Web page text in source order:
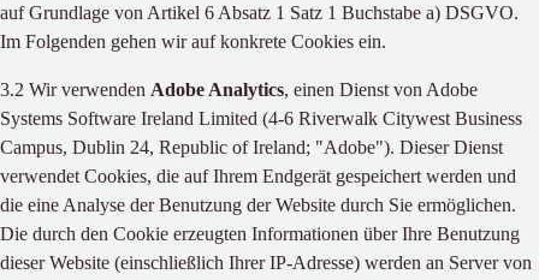
auf Grundlage von Artikel 6 Absatz 1 Satz 1 Buchstabe a) DSGVO.
Im Folgenden gehen wir auf konkrete Cookies ein.
3.2 Wir verwenden Adobe Analytics, einen Dienst von Adobe
Systems Software Ireland Limited (4-6 Riverwalk Citywest Business
Campus, Dublin 24, Republic of Ireland; "Adobe"). Dieser Dienst
verwendet Cookies, die auf Ihrem Endgerät gespeichert werden und
die eine Analyse der Benutzung der Website durch Sie ermöglichen.
Die durch den Cookie erzeugten Informationen über Ihre Benutzung
dieser Website (einschließlich Ihrer IP-Adresse) werden an Server von